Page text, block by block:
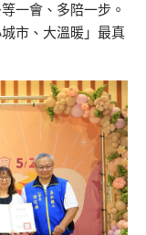
一會、多陪一步。
市、大溫暖」最真